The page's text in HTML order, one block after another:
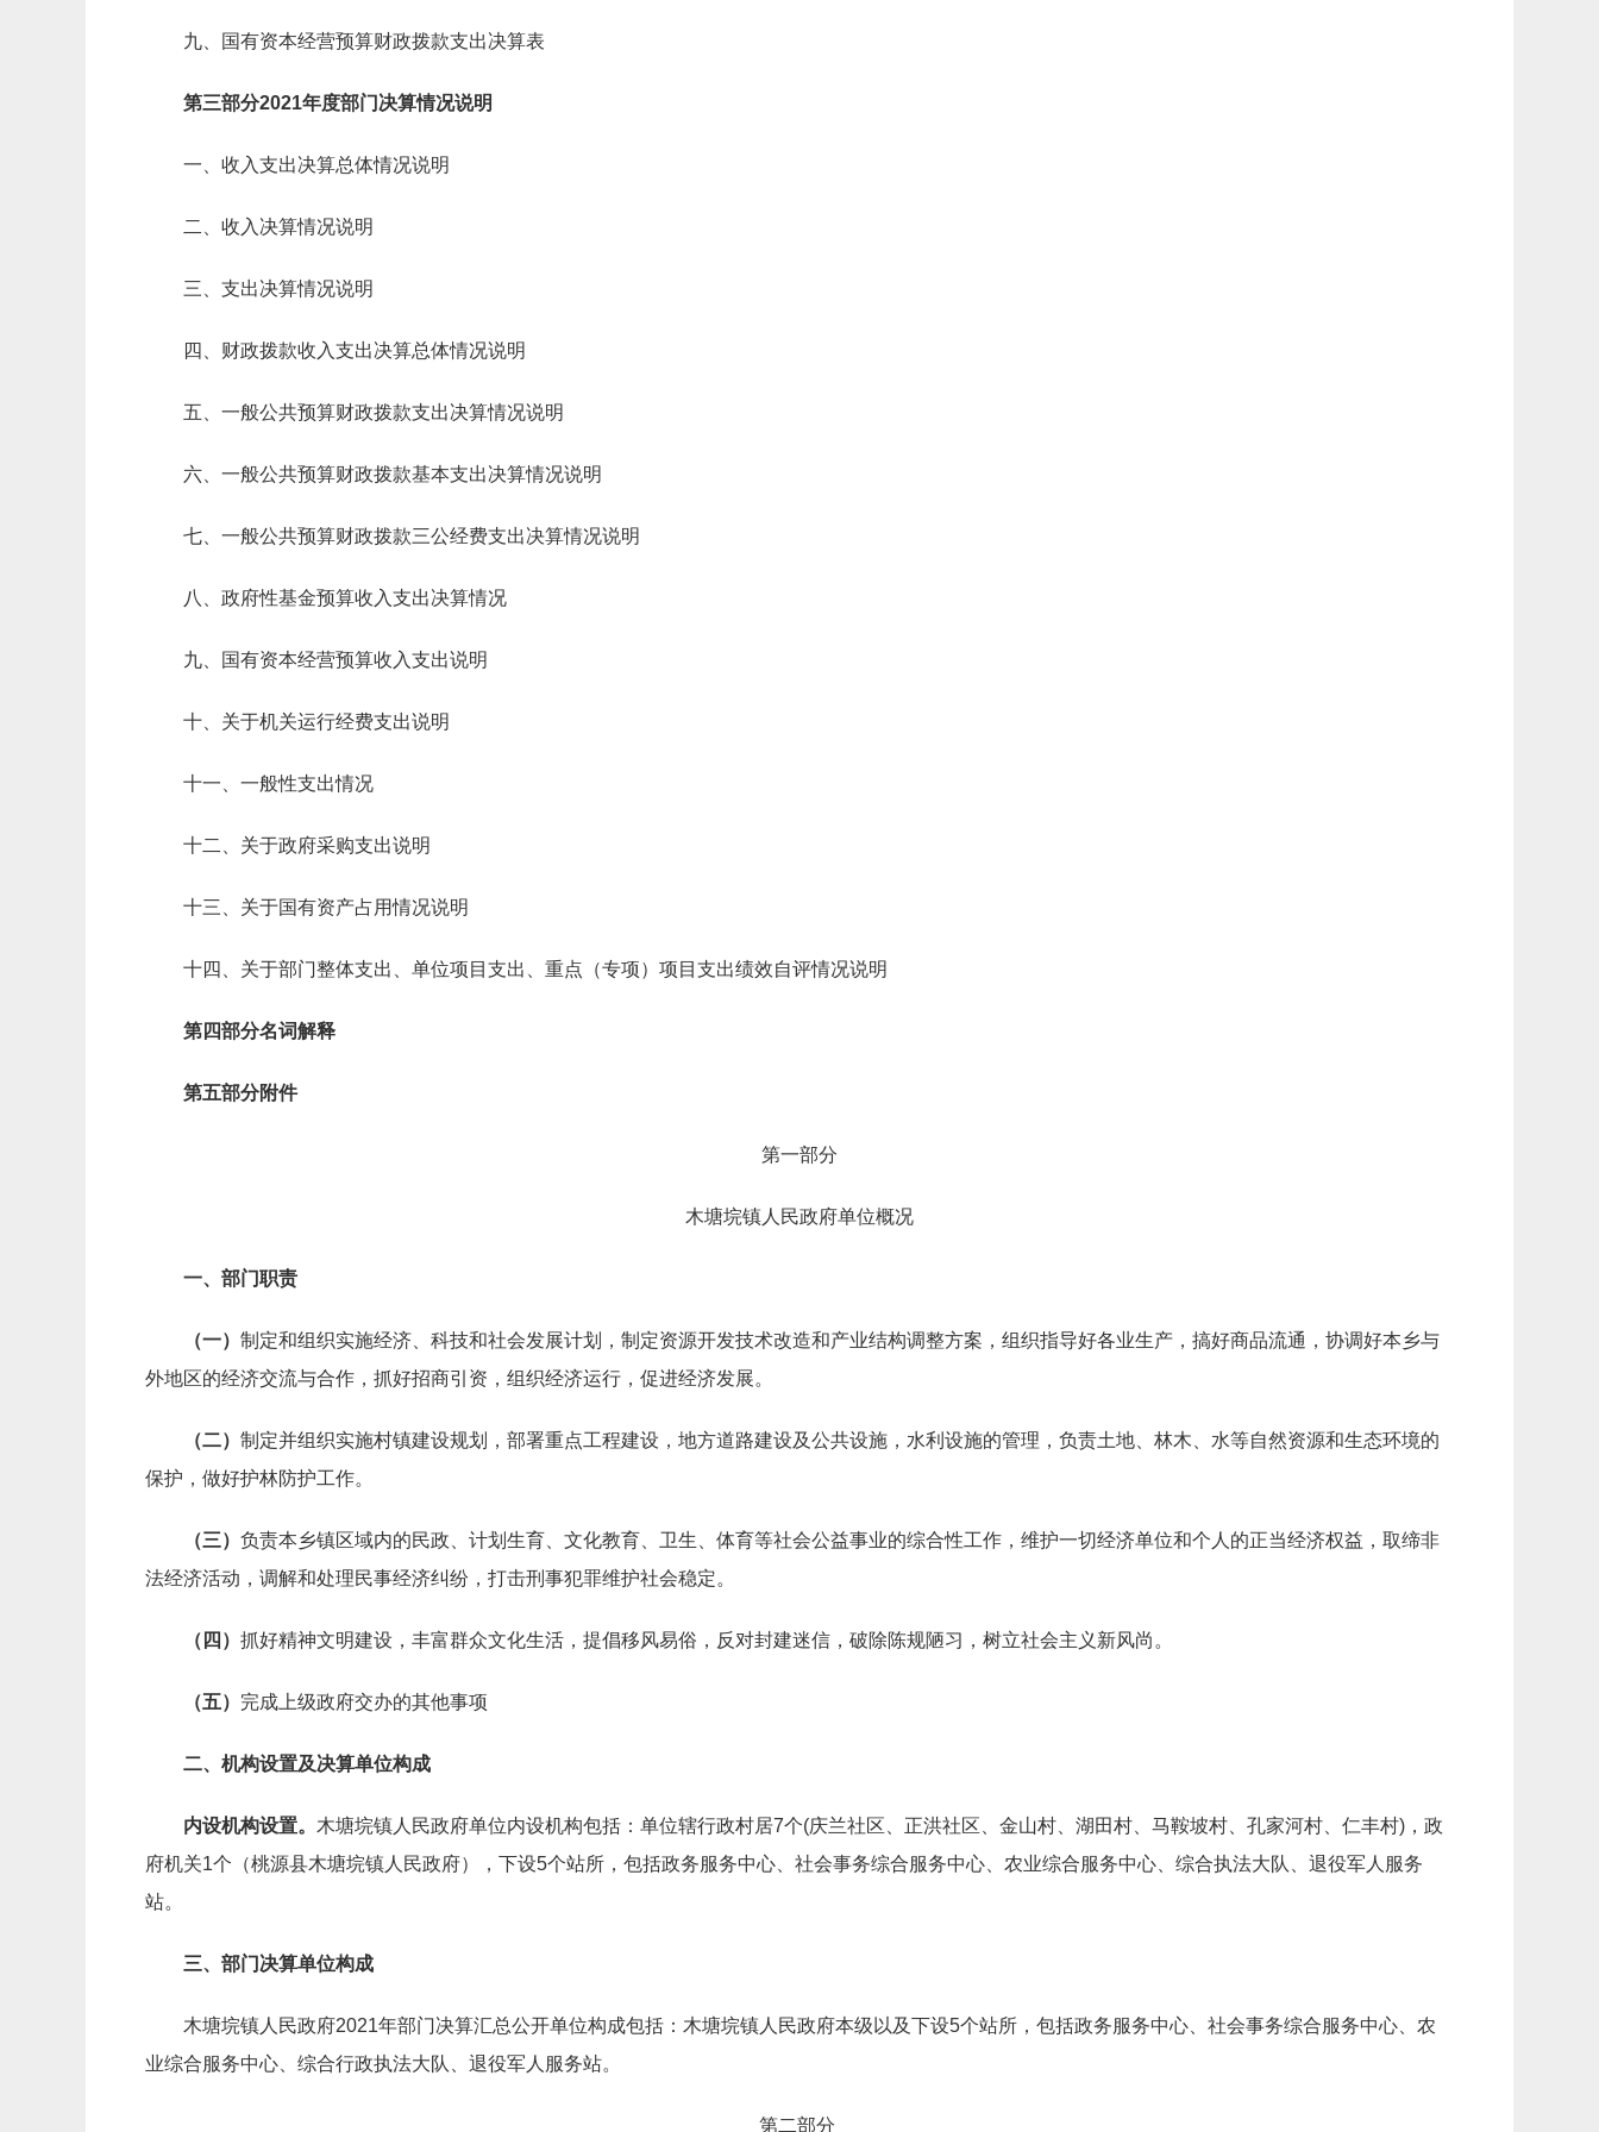
九、国有资本经营预算财政拨款支出决算表
第三部分2021年度部门决算情况说明
一、收入支出决算总体情况说明
二、收入决算情况说明
三、支出决算情况说明
四、财政拨款收入支出决算总体情况说明
五、一般公共预算财政拨款支出决算情况说明
六、一般公共预算财政拨款基本支出决算情况说明
七、一般公共预算财政拨款三公经费支出决算情况说明
八、政府性基金预算收入支出决算情况
九、国有资本经营预算收入支出说明
十、关于机关运行经费支出说明
十一、一般性支出情况
十二、关于政府采购支出说明
十三、关于国有资产占用情况说明
十四、关于部门整体支出、单位项目支出、重点（专项）项目支出绩效自评情况说明
第四部分名词解释
第五部分附件
第一部分
木塘垸镇人民政府单位概况
一、部门职责
（一） 制定和组织实施经济、科技和社会发展计划，制定资源开发技术改造和产业结构调整方案，组织指导好各业生产，搞好商品流通，协调好本乡与
外地区的经济交流与合作，抓好招商引资，组织经济运行，促进经济发展。
（二） 制定并组织实施村镇建设规划，部署重点工程建设，地方道路建设及公共设施，水利设施的管理，负责土地、林木、水等自然资源和生态环境的
保护，做好护林防护工作。
（三） 负责本乡镇区域内的民政、计划生育、文化教育、卫生、体育等社会公益事业的综合性工作，维护一切经济单位和个人的正当经济权益，取缔非
法经济活动，调解和处理民事经济纠纷，打击刑事犯罪维护社会稳定。
（四） 抓好精神文明建设，丰富群众文化生活，提倡移风易俗，反对封建迷信，破除陈规陋习，树立社会主义新风尚。
（五） 完成上级政府交办的其他事项
二、机构设置及决算单位构成
内设机构设置。 木塘垸镇人民政府单位内设机构包括：单位辖行政村居7个(庆兰社区、正洪社区、金山村、湖田村、马鞍坡村、孔家河村、仁丰村)，政
府机关1个（桃源县木塘垸镇人民政府），下设5个站所，包括政务服务中心、社会事务综合服务中心、农业综合服务中心、综合执法大队、退役军人服务
站。
三、部门决算单位构成
木塘垸镇人民政府2021年部门决算汇总公开单位构成包括：木塘垸镇人民政府本级以及下设5个站所，包括政务服务中心、社会事务综合服务中心、农
业综合服务中心、综合行政执法大队、退役军人服务站。
第二部分